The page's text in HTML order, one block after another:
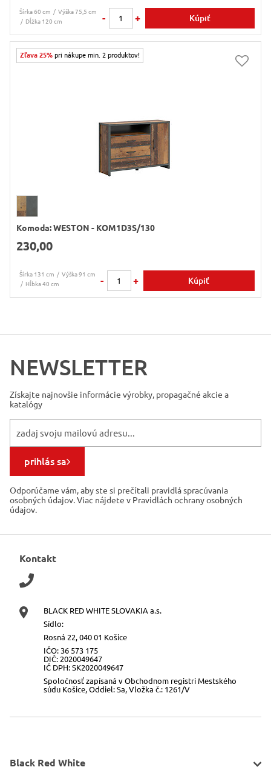
Šírka 60 cm
Výška 75,5 cm
Dĺžka 120 cm
- + Kúpiť
Zľava 25% pri nákupe min. 2 produktov!
Komoda: WESTON - KOM1D3S/130
230,00
Šírka 131 cm
Výška 91 cm
Hĺbka 40 cm
- + Kúpiť
NEWSLETTER
Získajte najnovšie informácie výrobky, propagačné akcie a
katalógy
prihlás sa
Odporúčame vám, aby ste si prečítali pravidlá spracúvania
osobných údajov. Viac nájdete v Pravidlách ochrany osobných
údajov.
Kontakt
BLACK RED WHITE SLOVAKIA a.s.
Sídlo:
Rosná 22, 040 01 Košice
IČO: 36 573 175
DIČ: 2020049647
IČ DPH: SK2020049647
Spoločnosť zapísaná v Obchodnom registri Mestského
súdu Košice, Oddiel: Sa, Vložka č.: 1261/V
Black Red White